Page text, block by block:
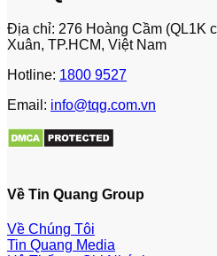
Địa chỉ: 276 Hoàng Cầm (QL1K
Xuân, TP.HCM, Việt Nam
Hotline: 1800 9527
Email: info@tqg.com.vn
Về Tin Quang Group
Về Chúng Tôi
Tin Quang Media